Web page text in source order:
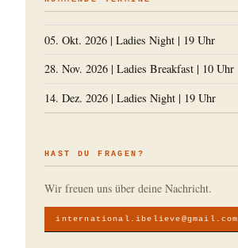
05. Okt. 2026 | Ladies Night | 19 Uhr
28. Nov. 2026 | Ladies Breakfast | 10 Uhr
14. Dez. 2026 | Ladies Night | 19 Uhr
HAST DU FRAGEN?
Wir freuen uns über deine Nachricht.
international.ibelieve@gmail.com